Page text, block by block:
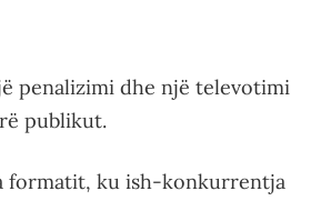
penalizimi dhe një televotimi
publikut.
formatit, ku ish-konkurrentja